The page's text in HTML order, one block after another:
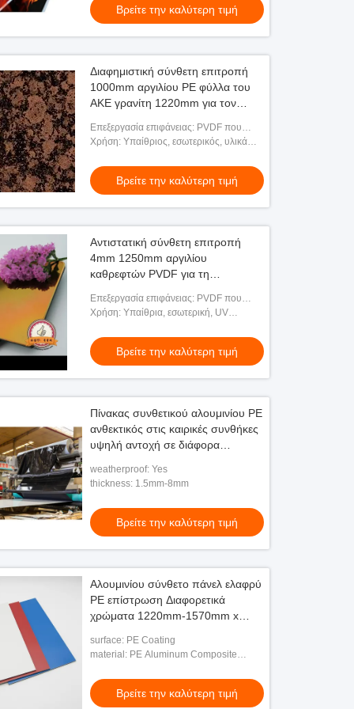
Βρείτε την καλύτερη τιμή
Διαφημιστική σύνθετη επιτροπή
1000mm αργιλίου PE φύλλα του
ΑΚΕ γρανίτη 1220mm για τον
Επεξεργασία επιφάνειας: PVDF που
ντύνεται, βουρτσισμένος, PE που
Χρήση: Υπαίθριος, εσωτερικός, υλικά
επένδυση τοίχων, διαφήμιση
Βρείτε την καλύτερη τιμή
Αντιστατική σύνθετη επιτροπή
4mm 1250mm αργιλίου
καθρεφτών PVDF για τη
Επεξεργασία επιφάνειας: PVDF που
ντύνεται, PE που ντύνεται,
Χρήση: Υπαίθρια, εσωτερική, UV
εσωτερικός, τοίχος κουρτινών και
εξωτερικήΒρείτε την καλύτερη τιμή
Πίνακας συνθετικού αλουμινίου PE
ανθεκτικός στις καιρικές συνθήκες
υψηλή αντοχή σε διάφορα
weatherproof: Yes
thickness: 1.5mm-8mm
Βρείτε την καλύτερη τιμή
Αλουμινίου σύνθετο πάνελ ελαφρύ
PE επίστρωση Διαφορετικά
χρώματα 1220mm-1570mm x
surface: PE Coating
material: PE Aluminum Composite
Βρείτε την καλύτερη τιμή